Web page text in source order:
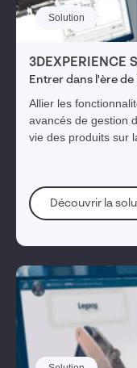
Solution
3DEXPERIENCE
Entrer dans l'ère
Allier les
avancés de gestion
vie des produits sur
Découvrir la